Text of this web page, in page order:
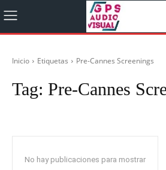
Inicio Etiquetas Pre-Cannes Screenings
Tag: Pre-Cannes
No hay publicaciones para mostrar